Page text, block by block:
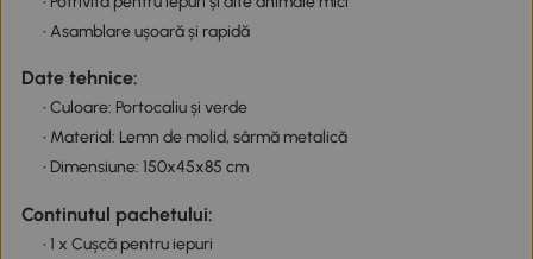
• Asamblare ușoară și rapidă
Date tehnice:
• Culoare: Portocaliu și verde
• Material: Lemn de molid, sârmă metalică
• Dimensiune: 150x45x85 cm
Continutul pachetului:
• 1 x Cușcă pentru iepuri